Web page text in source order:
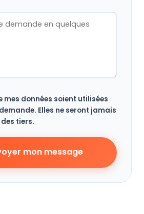
mes données soient utilisées
Elles ne seront jamais
tiers.
mon message